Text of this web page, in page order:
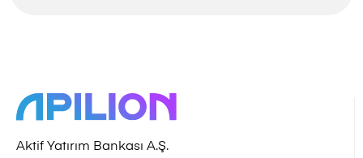
Aktif Yatırım Bankası A.Ş.